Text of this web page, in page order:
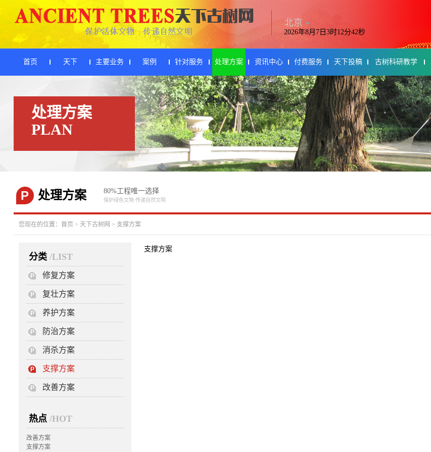
北京
2026年8月7日3时12分42秒
首页 天下 主要业务 案例 针对服务 处理方案 资讯中心 付费服务 天下投稿 古树科研教学
处理方案
PLAN
P 处理方案 80%工程唯一选择
保护绿色文物 传递自然文明
您现在的位置： 首页 > 天下古树网 > 支撑方案
分类/LIST
修复方案
复壮方案
养护方案
防治方案
消杀方案
支撑方案
改善方案
热点/HOT
改善方案
支撑方案
支撑方案